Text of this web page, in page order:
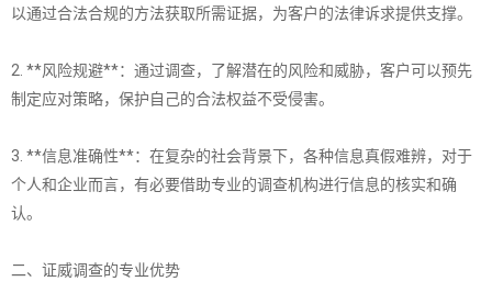
以通过合法合规的方法获取所需证据，为客户的法律诉求提供支撑。
2. **风险规避**：通过调查，了解潜在的风险和威胁，客户可以预先
制定应对策略，保护自己的合法权益不受侵害。
3. **信息准确性**：在复杂的社会背景下，各种信息真假难辨，对于
个人和企业而言，有必要借助专业的调查机构进行信息的核实和确
认。
二、证威调查的专业优势